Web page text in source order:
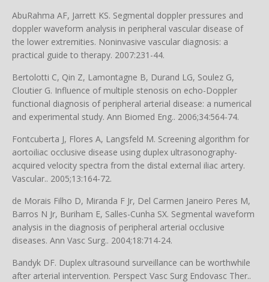
AbuRahma AF, Jarrett KS. Segmental doppler pressures and
doppler waveform analysis in peripheral vascular disease of
the lower extremities. Noninvasive vascular diagnosis: a
practical guide to therapy. 2007:231-44.
Bertolotti C, Qin Z, Lamontagne B, Durand LG, Soulez G,
Cloutier G. Influence of multiple stenosis on echo-Doppler
functional diagnosis of peripheral arterial disease: a numerical
and experimental study. Ann Biomed Eng.. 2006;34:564-74.
Fontcuberta J, Flores A, Langsfeld M. Screening algorithm for
aortoiliac occlusive disease using duplex ultrasonography-
acquired velocity spectra from the distal external iliac artery.
Vascular.. 2005;13:164-72.
de Morais Filho D, Miranda F Jr, Del Carmen Janeiro Peres M,
Barros N Jr, Buriham E, Salles-Cunha SX. Segmental waveform
analysis in the diagnosis of peripheral arterial occlusive
diseases. Ann Vasc Surg.. 2004;18:714-24.
Bandyk DF. Duplex ultrasound surveillance can be worthwhile
after arterial intervention. Perspect Vasc Surg Endovasc Ther..